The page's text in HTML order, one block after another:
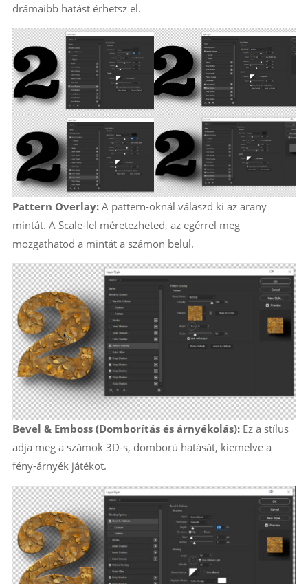
drámaibb hatást érhetsz el.
Pattern Overlay:A pattern-oknál válaszd ki az arany
mintát. A Scale-lel méretezheted, az egérrel meg
mozgathatod a mintát a számon belül.
Bevel & Emboss (Domborítás és árnyékolás):Ez a stílus
adja meg a számok 3D-s, domború hatását, kiemelve a
fény-árnyék játékot.